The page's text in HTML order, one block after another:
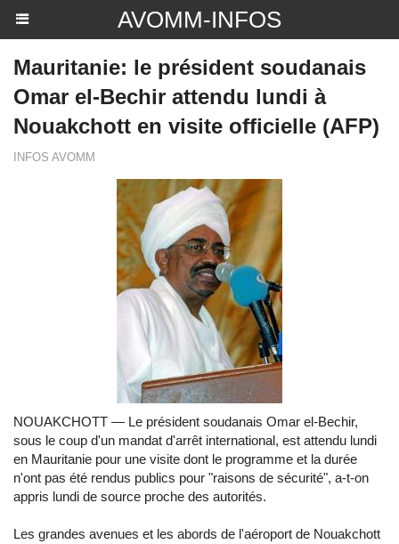
AVOMM-INFOS
Mauritanie: le président soudanais
Omar el-Bechir attendu lundi à
Nouakchott en visite officielle (AFP)
INFOS AVOMM
NOUAKCHOTT — Le président soudanais Omar el-Bechir,
sous le coup d'un mandat d'arrêt international, est attendu lundi
en Mauritanie pour une visite dont le programme et la durée
n'ont pas été rendus publics pour "raisons de sécurité", a-t-on
appris lundi de source proche des autorités.
Les grandes avenues et les abords de l'aéroport de Nouakchott